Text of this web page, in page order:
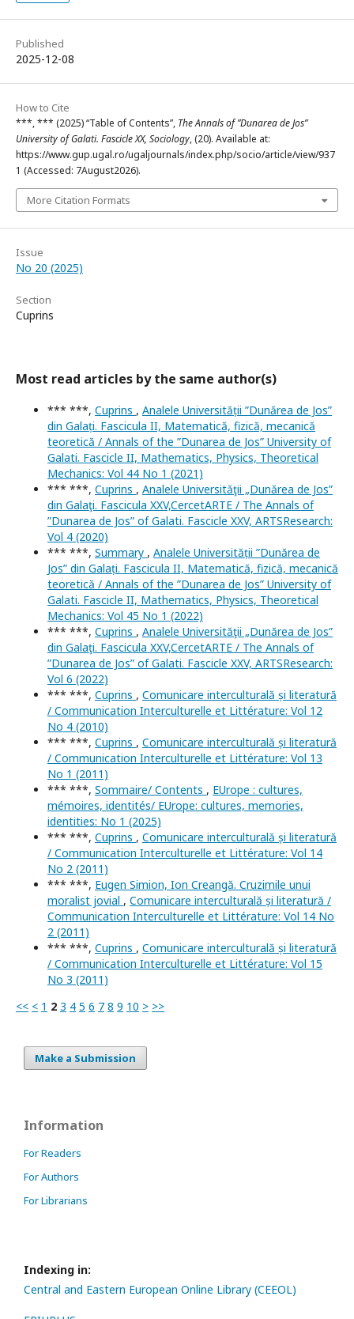
Published
2025-12-08
How to Cite
***, *** (2025) “Table of Contents”, The Annals of ”Dunarea de Jos”
University of Galati. Fascicle XX, Sociology, (20). Available at:
https://www.gup.ugal.ro/ugaljournals/index.php/socio/article/view/937
1 (Accessed: 7August2026).
More Citation Formats
Issue
No 20 (2025)
Section
Cuprins
Most read articles by the same author(s)
*** ***, Cuprins , Analele Universității ”Dunărea de Jos”
din Galați. Fascicula II, Matematică, fizică, mecanică
teoretică / Annals of the ”Dunarea de Jos” University of
Galati. Fascicle II, Mathematics, Physics, Theoretical
Mechanics: Vol 44 No 1 (2021)
*** ***, Cuprins , Analele Universităţii „Dunărea de Jos”
din Galaţi. Fascicula XXV,CercetARTE / The Annals of
”Dunarea de Jos” of Galati. Fascicle XXV, ARTSResearch:
Vol 4 (2020)
*** ***, Summary , Analele Universității ”Dunărea de
Jos” din Galați. Fascicula II, Matematică, fizică, mecanică
teoretică / Annals of the ”Dunarea de Jos” University of
Galati. Fascicle II, Mathematics, Physics, Theoretical
Mechanics: Vol 45 No 1 (2022)
*** ***, Cuprins , Analele Universităţii „Dunărea de Jos”
din Galaţi. Fascicula XXV,CercetARTE / The Annals of
”Dunarea de Jos” of Galati. Fascicle XXV, ARTSResearch:
Vol 6 (2022)
*** ***, Cuprins , Comunicare interculturală și literatură
/ Communication Interculturelle et Littérature: Vol 12
No 4 (2010)
*** ***, Cuprins , Comunicare interculturală și literatură
/ Communication Interculturelle et Littérature: Vol 13
No 1 (2011)
*** ***, Sommaire/ Contents , EUrope : cultures,
mémoires, identités/ EUrope: cultures, memories,
identities: No 1 (2025)
*** ***, Cuprins , Comunicare interculturală și literatură
/ Communication Interculturelle et Littérature: Vol 14
No 2 (2011)
*** ***, Eugen Simion, Ion Creangă. Cruzimile unui
moralist jovial , Comunicare interculturală și literatură /
Communication Interculturelle et Littérature: Vol 14 No
2 (2011)
*** ***, Cuprins , Comunicare interculturală și literatură
/ Communication Interculturelle et Littérature: Vol 15
No 3 (2011)
<< < 1 2 3 4 5 6 7 8 9 10 > >>
Make a Submission
Information
For Readers
For Authors
For Librarians
Indexing in:
Central and Eastern European Online Library (CEEOL)